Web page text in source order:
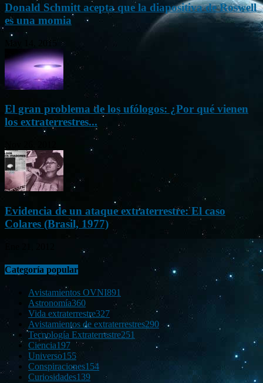
Donald Schmitt acepta que la diapositiva de Roswell
es una momia
May 14, 2015
El gran problema de los ufólogos: ¿Por qué vienen
los extraterrestres...
Evidencia de un ataque extraterrestre: El caso
Colares (Brasil, 1977)
Categoría popular
Avistamientos OVNI891
Astronomía360
Vida extraterrestre327
Avistamientos de extraterrestres290
Tecnología Extraterrestre251
Ciencia197
Universo155
Conspiraciones154
Curiosidades139